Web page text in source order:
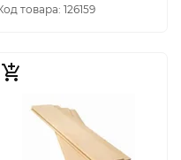
товара: 126159